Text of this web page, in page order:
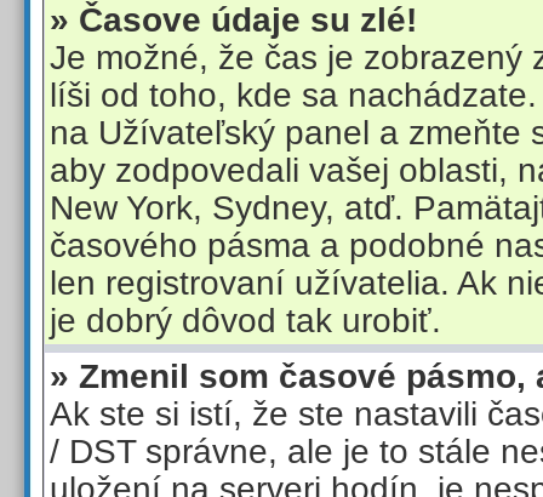
» Časove údaje su zlé!
Je možné, že čas je zobrazený
líši od toho, kde sa
na Užívateľský panel a zmeňte
aby zodpovedali vašej oblasti,
New York, Sydney, atď.
časového pásma a podobné
len registrovaní užívatelia. Ak
je dobrý dôvod tak urobiť.
» Zmenil som časové pásmo,
Ak ste si istí, že ste nastavili
/ DST správne, ale je to stále
uložení na serveri hodín, je